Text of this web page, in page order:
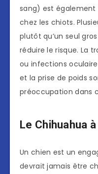
sang) est également
chez les chiots.
plutôt qu’un seul
réduire le risque. La
ou infections
et la prise de poids
préoccupation dans
Le Chihuahua
Un chien est un
devrait jamais être